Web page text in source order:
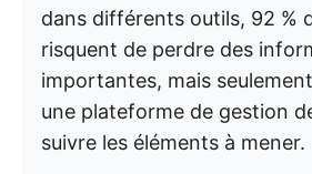
dans différents outils, 92 %
risquent de perdre des
importantes, mais
une plateforme de gestion
suivre les éléments à mener.